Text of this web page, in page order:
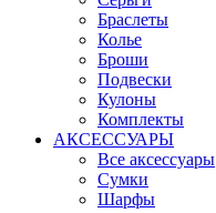
Браслеты
Колье
Броши
Подвески
Кулоны
Комплекты
АКСЕССУАРЫ
Все аксессуары
Сумки
Шарфы